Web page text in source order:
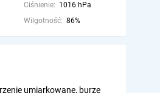
Ciśnienie: 1016 hPa
Wilgotność: 86%
umiarkowane, burze